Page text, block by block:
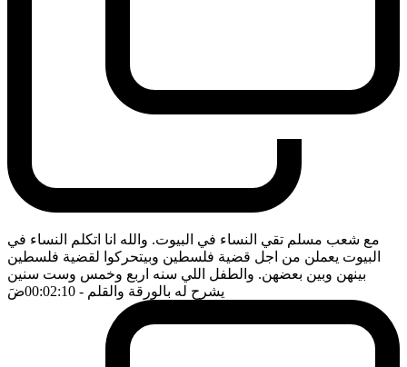
مع شعب مسلم تقي النساء في البيوت. والله انا اتكلم النساء في
البيوت يعملن من اجل قضية فلسطين وبيتحركوا لقضية فلسطين
بينهن وبين بعضهن. والطفل اللي سنه اربع وخمس وست سنين
يشرح له بالورقة والقلم - 00:02:10 ضَ